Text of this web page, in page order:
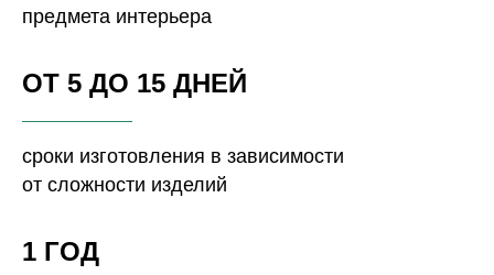
предмета интерьера
ОТ 5 ДО 15 ДНЕЙ
сроки изготовления в зависимости
от сложности изделий
1 ГОД